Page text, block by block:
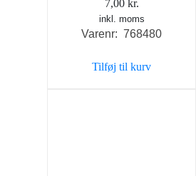
7,00 kr.
inkl. moms
Varenr: 768480
Tilføj til kurv